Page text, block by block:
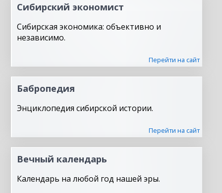
Сибирский экономист
Сибирская экономика: объективно и
независимо.
Перейти на сайт
Бабропедия
Энциклопедия сибирской истории.
Перейти на сайт
Вечный календарь
Календарь на любой год нашей эры.